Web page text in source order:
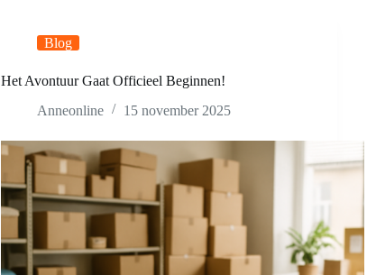
Blog
Het Avontuur Gaat Officieel Beginnen!
Anneonline
15 november 2025